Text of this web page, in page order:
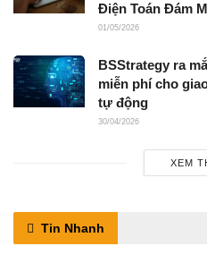
Điện Toán Đám
01/05/2026
BSStrategy ra
miễn phí cho
tự động
30/04/2026
XEM
Tin Nhanh